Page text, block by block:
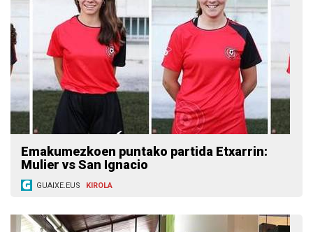
Emakumezkoen puntako partida Etxarrin:
Mulier vs San Ignacio
GUAIXE.EUS KIROLA